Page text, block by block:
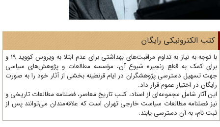
الکترونیکی رایگان
با توجه به نیاز به تداوم مراقبت‌های بهداشتی برای عدم ابتلا به ویروس کووید 19 و
کمک به قطع زنجیره شیوع آن، مؤسسه مطالعات و پژوهش‌های سیاسی
تسهیل دسترسی پژوهشگران در ایام قرنطینه بخشی از آثار خود را به صورت
در اختیار عموم قرار داد.
آثار شامل مجموعه‌ای از اسناد، کتب تاریخ معاصر، فصلنامه‌ مطالعات تاریخی و
فصلنامه مطالعات سیاست خارجی تهران است که علاقه‌مندان می‌توانند پس از
نام، به آن دسترسی یابند.